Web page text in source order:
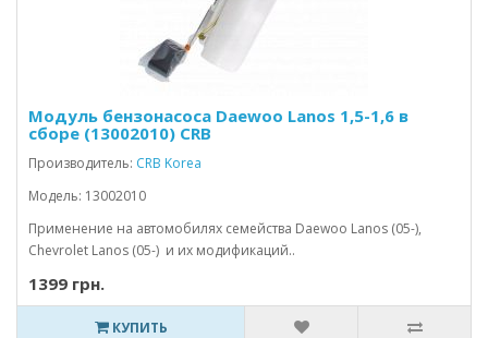
Модуль бензонасоса Daewoo Lanos 1,5-1,6 в
сборе (13002010) CRB
Производитель: CRB Korea
Модель: 13002010
Применение на автомобилях семейства Daewoo Lanos (05-),
Chevrolet Lanos (05-) и их модификаций..
1399 грн.
КУПИТЬ